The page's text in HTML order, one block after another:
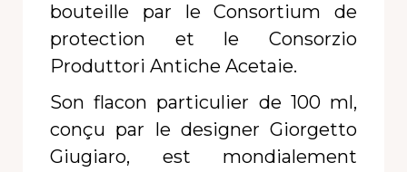
bouteille par le Consortium de
protection et le Consorzio
Produttori Antiche Acetaie.
Son flacon particulier de 100 ml,
conçu par le designer Giorgetto
Giugiaro, est mondialement